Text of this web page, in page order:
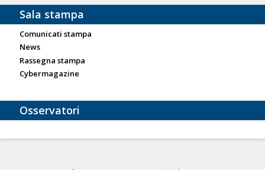
Sala stampa
Comunicati stampa
News
Rassegna stampa
Cybermagazine
Osservatori